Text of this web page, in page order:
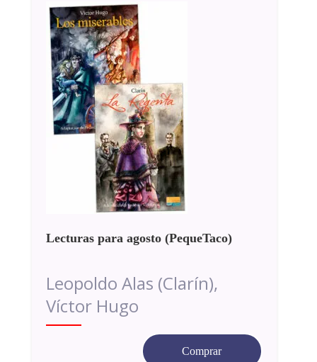
Lecturas para agosto (PequeTaco)
Leopoldo Alas (Clarín),
Víctor Hugo
Comprar